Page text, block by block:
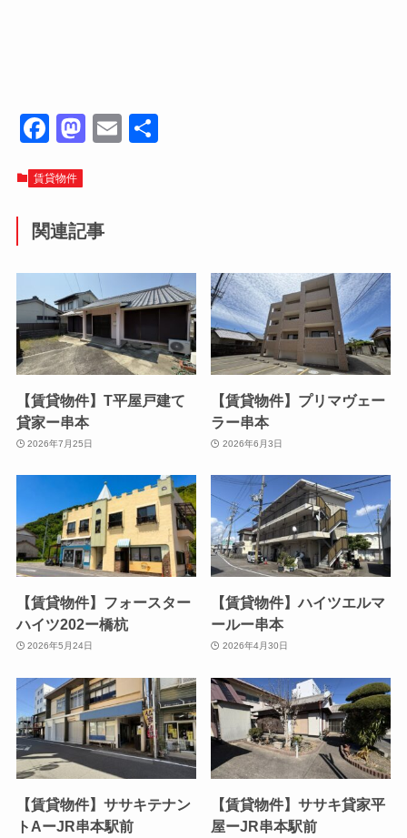
F
c
e
b
o
o
k
M
o
d
o
n
E
賃貸物件
関連記事
【賃貸物件】T平屋戸建て
貸家ー串本
2026年7月25日
【賃貸物件】プリマヴェー
ラー串本
2026年6月3日
【賃貸物件】フォースター
ハイツ202ー橋杭
2026年5月24日
【賃貸物件】ハイツエルマ
ールー串本
2026年4月30日
【賃貸物件】ササキテナン
トAーJR串本駅前
【賃貸物件】ササキ貸家平
屋ーJR串本駅前